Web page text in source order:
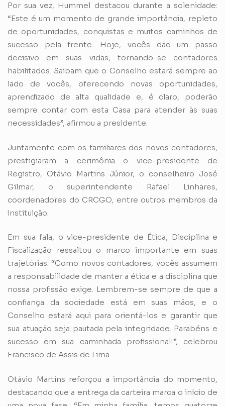
Por sua vez, Hummel destacou durante a solenidade:
“Este é um momento de grande importância, repleto
de oportunidades, conquistas e muitos caminhos de
sucesso pela frente. Hoje, vocês dão um passo
decisivo em suas vidas, tornando-se contadores
habilitados. Saibam que o Conselho estará sempre ao
lado de vocês, oferecendo novas oportunidades,
aprendizado de alta qualidade e, é claro, poderão
sempre contar com esta Casa para atender às suas
necessidades”, afirmou a presidente.
Juntamente com os familiares dos novos contadores,
prestigiaram a cerimônia o vice-presidente de
Registro, Otávio Martins Júnior, o conselheiro José
Gilmar, o superintendente Rafael Linhares,
coordenadores do CRCGO, entre outros membros da
instituição.
Em sua fala, o vice-presidente de Ética, Disciplina e
Fiscalização ressaltou o marco importante em suas
trajetórias. “Como novos contadores, vocês assumem
a responsabilidade de manter a ética e a disciplina que
nossa profissão exige. Lembrem-se sempre de que a
confiança da sociedade está em suas mãos, e o
Conselho estará aqui para orientá-los e garantir que
sua atuação seja pautada pela integridade. Parabéns e
sucesso em sua caminhada profissional!”, celebrou
Francisco de Assis de Lima.
Otávio Martins reforçou a importância do momento,
destacando que a entrega da carteira marca o início de